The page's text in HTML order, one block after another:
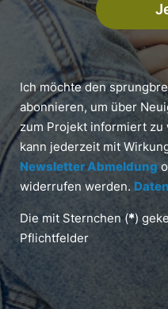
Ich möchte den
abonnieren, um über
zum Projekt informiert zu
kann jederzeit mit
Newsletter Abmeldung
widerrufen werden.
Die mit Sternchen (*)
Pflichtfelder